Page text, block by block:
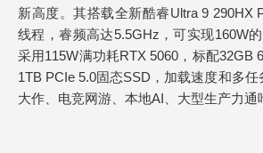
新高度。其搭载全新酷睿Ultra 9 290HX
线程，睿频高达5.5GHz，可实现160W
采用115W满功耗RTX 5060，标配32GB
1TB PCIe 5.0固态SSD，加载速度和多
大作、电竞网游、本地AI、大型生产力通